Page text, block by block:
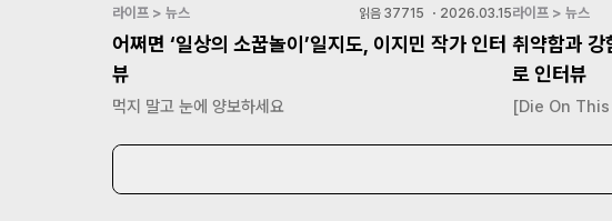
라이프 > 뉴스 읽음 37715 ・ 2026.03.15
어쩌면 ‘일상의 소꿉놀이’일지도, 이지민 작가 인터
뷰
먹지 말고 눈에 양보하세요
라이프 > 뉴스
취약함과 강
로 인터뷰
[Die On